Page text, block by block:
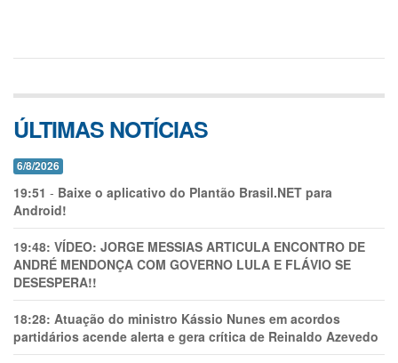
ÚLTIMAS NOTÍCIAS
6/8/2026
19:51 - Baixe o aplicativo do Plantão Brasil.NET para
Android!
19:48: VÍDEO: JORGE MESSIAS ARTICULA ENCONTRO DE
ANDRÉ MENDONÇA COM GOVERNO LULA E FLÁVIO SE
DESESPERA!!
18:28: Atuação do ministro Kássio Nunes em acordos
partidários acende alerta e gera crítica de Reinaldo Azevedo